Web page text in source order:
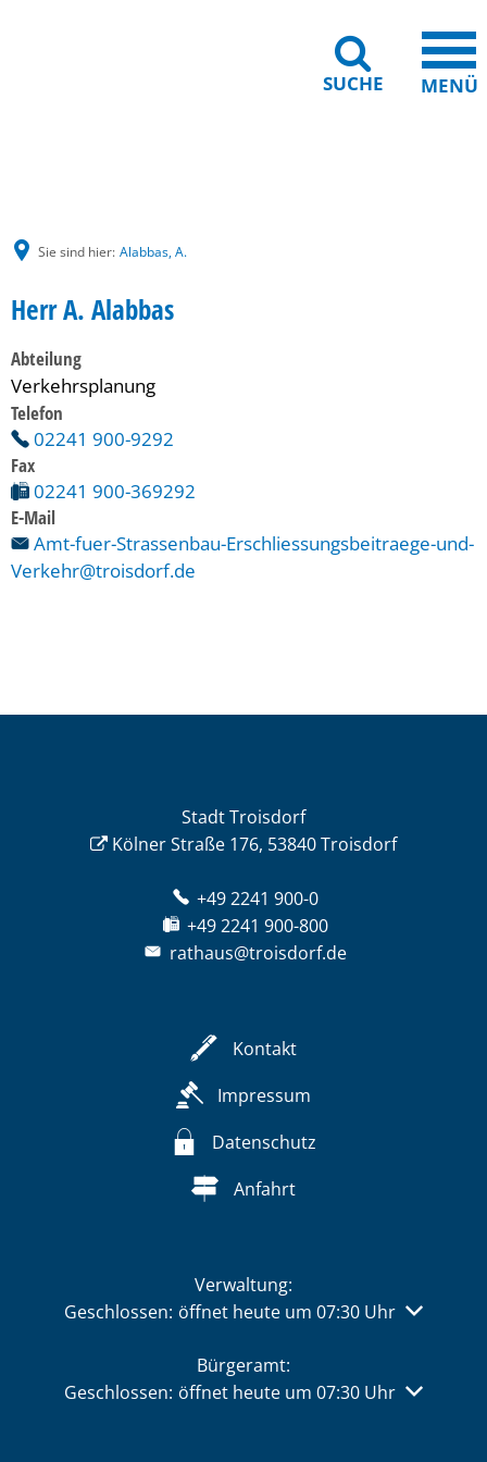
SUCHE MENÜ
Sie sind hier: Alabbas, A.
Herr A. Alabbas
Abteilung
Verkehrsplanung
Telefon
02241 900-9292
Fax
02241 900-369292
E-Mail
Amt-fuer-Strassenbau-Erschliessungsbeitraege-und-
Verkehr@troisdorf.de
Stadt Troisdorf
Kölner Straße 176, 53840 Troisdorf
+49 2241 900-0
+49 2241 900-800
rathaus@troisdorf.de
Kontakt
Impressum
Datenschutz
Anfahrt
Verwaltung:
Klicken, um weitere Öffnungs- oder Schließzeiten
Geschlossen: öffnet heute um 07:30 Uhr
Bürgeramt:
Klicken, um weitere Öffnungs- oder Schließzeiten
Geschlossen: öffnet heute um 07:30 Uhr